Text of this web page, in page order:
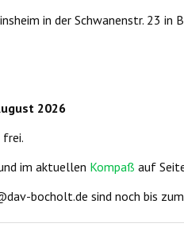
in der Schwanenstr. 23 in
2026
frei.
im aktuellen Kompaß auf
bocholt.de sind noch bis